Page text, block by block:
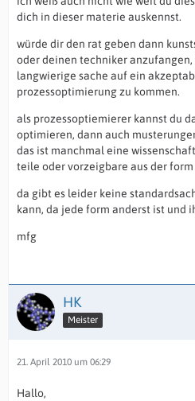
dich in dieser materie auskennst.
würde dir den rat geben dann
oder deinen techniker
langwierige sache auf ein
prozessoptimierung zu kommen.
als prozessoptiemierer kannst du
optimieren, dann auch
das ist manchmal eine
teile oder vorzeigbare aus der
da gibt es leider keine
kann, da jede form anderst ist und
mfg
HK
Meister
21. April 2010 um 06:29
Hallo,